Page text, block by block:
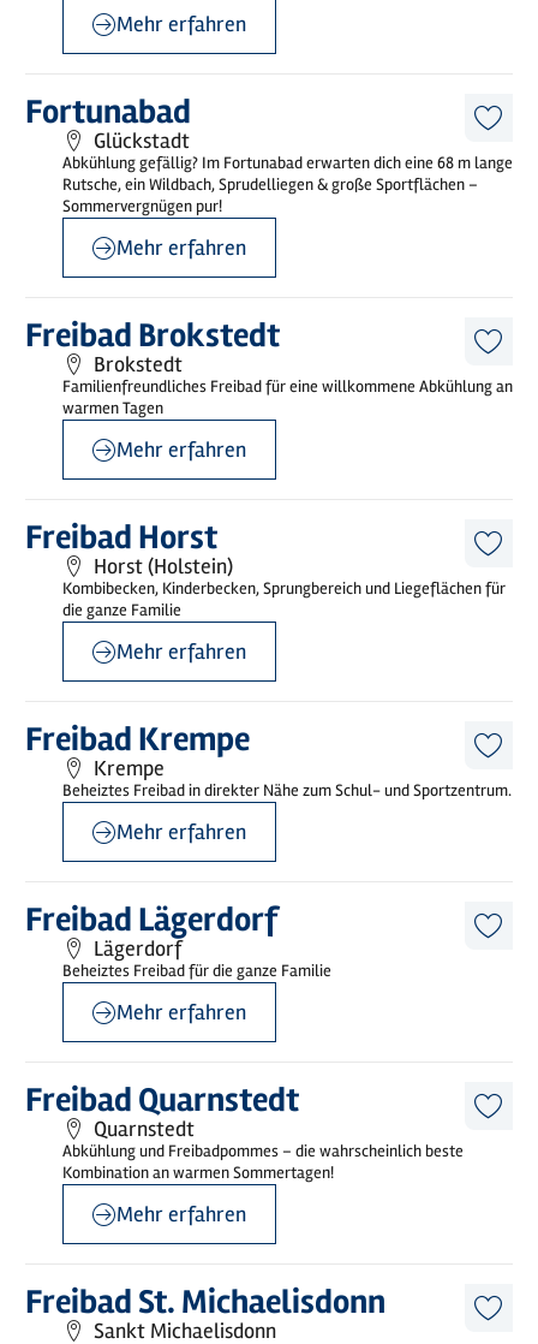
Mehr erfahren
Fortunabad
Glückstadt
Abkühlung gefällig? Im Fortunabad erwarten dich eine 68 m lange
Rutsche, ein Wildbach, Sprudelliegen & große Sportflächen –
Sommervergnügen pur!
Mehr
erfahren
Mehr erfahren
Freibad Brokstedt
Brokstedt
Familienfreundliches Freibad für eine willkommene Abkühlung an
warmen Tagen
Mehr
erfahren
Mehr erfahren
Freibad Horst
Horst (Holstein)
Kombibecken, Kinderbecken, Sprungbereich und Liegeflächen für
die ganze Familie
Mehr
erfahren
Mehr erfahren
Freibad Krempe
Krempe
Beheiztes Freibad in direkter Nähe zum Schul- und Sportzentrum.
Mehr
erfahren
Mehr erfahren
Freibad Lägerdorf
Lägerdorf
Beheiztes Freibad für die ganze Familie
Mehr
erfahren
Mehr erfahren
Freibad Quarnstedt
Quarnstedt
Abkühlung und Freibadpommes – die wahrscheinlich beste
Kombination an warmen Sommertagen!
Mehr
erfahren
Mehr erfahren
Freibad St. Michaelisdonn
Sankt Michaelisdonn
Mehr
erfahren